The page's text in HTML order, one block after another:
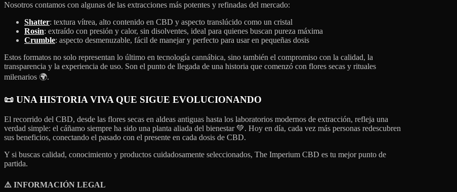
Nosotros contamos con algunas de las extracciones más potentes y refinadas del mercado:
Shatter: textura vítrea, alto contenido en CBD y aspecto translúcido como un cristal
Rosin: extraído con presión y calor, sin disolventes, ideal para quienes buscan pureza máxima
Crumble: aspecto desmenuzable, fácil de manejar y perfecto para usar en pequeñas dosis
Estos formatos no solo representan lo último en tecnología cannábica, sino también el compromiso con la calidad, la
transparencia y la experiencia de uso. Son el punto de llegada de una historia que comenzó con flores secas y rituales
milenarios 🌍.
📜 UNA HISTORIA VIVA QUE SIGUE EVOLUCIONANDO
El recorrido del CBD, desde las flores secas en aldeas antiguas hasta los laboratorios modernos de extracción, refleja una
verdad simple: el cáñamo siempre ha sido una planta aliada del bienestar 💚. Hoy en día, cada vez más personas redescubren
sus beneficios, conectando el pasado con el presente en cada dosis de CBD.
Y si buscas calidad, conocimiento y productos cuidadosamente seleccionados, The Imperium CBD es tu mejor punto de
partida.
⚠ ️ INFORMACIÓN LEGAL